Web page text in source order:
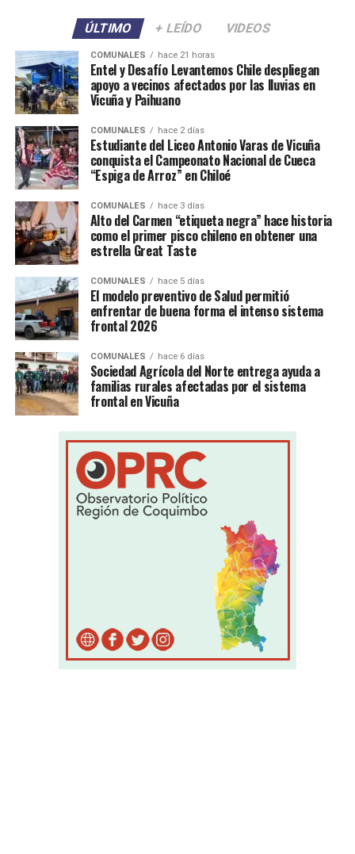
ÚLTIMO + LEÍDO VIDEOS
COMUNALES hace 21 horas
Entel y Desafío Levantemos Chile despliegan
apoyo a vecinos afectados por las lluvias en
Vicuña y Paihuano
COMUNALES hace 2 días
Estudiante del Liceo Antonio Varas de Vicuña
conquista el Campeonato Nacional de Cueca
“Espiga de Arroz” en Chiloé
COMUNALES hace 3 días
Alto del Carmen “etiqueta negra” hace historia
como el primer pisco chileno en obtener una
estrella Great Taste
COMUNALES hace 5 días
El modelo preventivo de Salud permitió
enfrentar de buena forma el intenso sistema
frontal 2026
COMUNALES hace 6 días
Sociedad Agrícola del Norte entrega ayuda a
familias rurales afectadas por el sistema
frontal en Vicuña